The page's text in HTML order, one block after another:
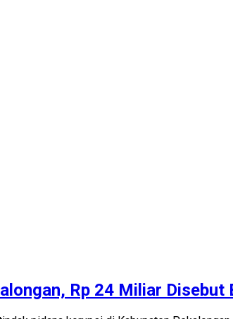
Rp 24 Miliar Disebut